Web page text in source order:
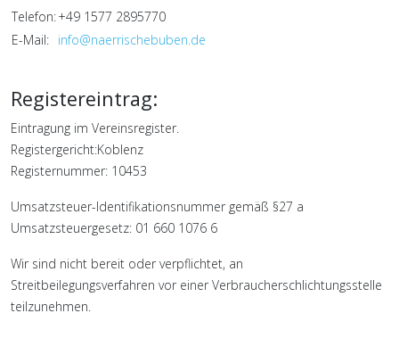
Telefon:+49 1577 2895770
E-Mail: info@naerrischebuben.de
Registereintrag:
Eintragung im Vereinsregister.
Registergericht:Koblenz
Registernummer: 10453
Umsatzsteuer-Identifikationsnummer gemäß §27 a
Umsatzsteuergesetz: 01 660 1076 6
Wir sind nicht bereit oder verpflichtet, an
Streitbeilegungsverfahren vor einer Verbraucherschlichtungsstelle
teilzunehmen.